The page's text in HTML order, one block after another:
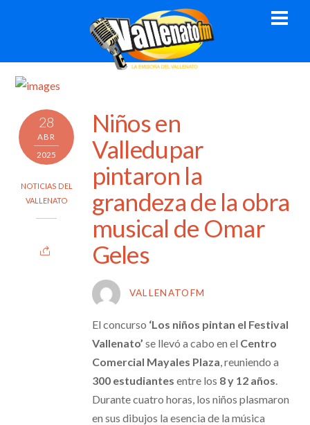
28
ABR
2025
NOTICIAS DEL
VALLENATO
Niños en
Valledupar
pintaron la
grandeza de la obra
musical de Omar
Geles
VALLENATOFM
El concurso ‘Los niños pintan el Festival
Vallenato’ se llevó a cabo en el Centro
Comercial Mayales Plaza , reuniendo a
300 estudiantes entre los 8 y 12 años
Durante cuatro horas, los niños plasmaron
en sus dibujos la esencia de la música